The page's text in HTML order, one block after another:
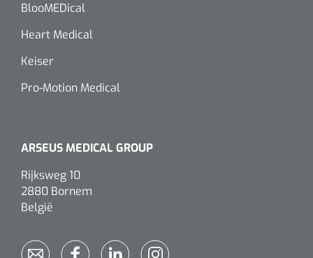
BlooMEDical
Heart Medical
Keiser
Pro-Motion Medical
ARSEUS MEDICAL GROUP
Rijksweg 10
2880 Bornem
België